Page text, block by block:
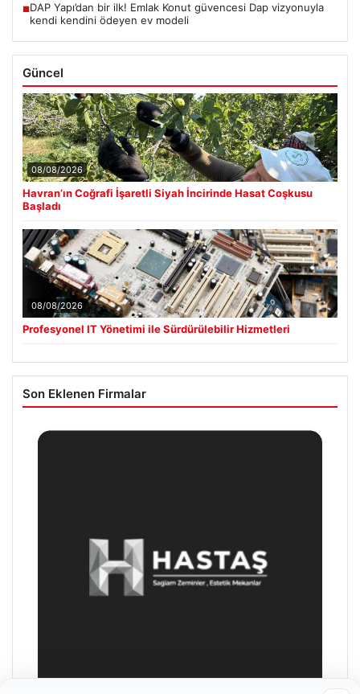
■DAP Yapı’dan bir ilk! Emlak Konut güvencesi Dap vizyonuyla
kendi kendini ödeyen ev modeli
Güncel
08/08/2026
Havran’ın Coğrafi İşaretli Siyah İncirinde Hasat Coşkusu
Başladı
08/08/2026
Profesyonel IT Yönetimi ile Sürdürülebilir Hizmetleri
Son Eklenen Firmalar